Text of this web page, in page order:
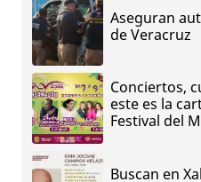
Aseguran
de Veracruz
Conciertos,
este es la
Festival del
Buscan en